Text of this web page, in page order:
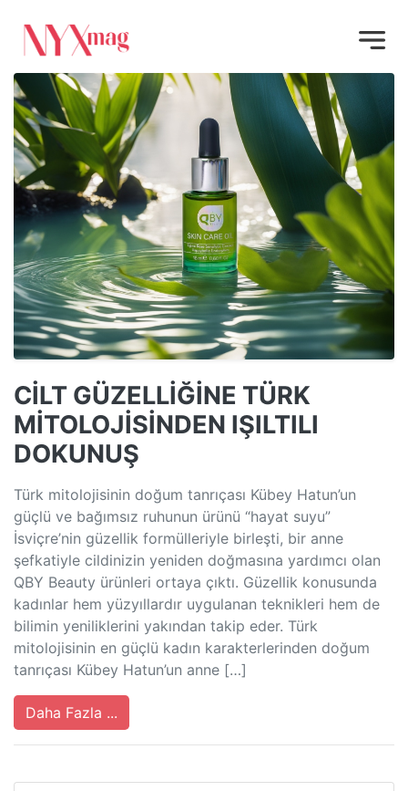
CİLT GÜZELLİĞİNE TÜRK
MİTOLOJİSİNDEN IŞILTILI
DOKUNUŞ
Türk mitolojisinin doğum tanrıçası Kübey Hatun’un
güçlü ve bağımsız ruhunun ürünü “hayat suyu”
İsviçre’nin güzellik formülleriyle birleşti, bir anne
şefkatiyle cildinizin yeniden doğmasına yardımcı olan
QBY Beauty ürünleri ortaya çıktı. Güzellik konusunda
kadınlar hem yüzyıllardır uygulanan teknikleri hem de
bilimin yeniliklerini yakından takip eder. Türk
mitolojisinin en güçlü kadın karakterlerinden doğum
tanrıçası Kübey Hatun’un anne […]
Daha Fazla ...